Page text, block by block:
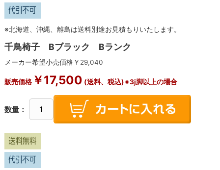
※北海道、沖縄、離島は送料別途お見積もりいたします。
千鳥椅子 Bブラック Bランク
メーカー希望小売価格￥ 29,040
販売価格￥17,500 (送料、税込)※3j脚以上の場合
数量：